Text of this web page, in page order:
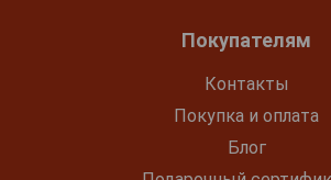
Покупателям
Контакты
Покупка и оплата
Блог